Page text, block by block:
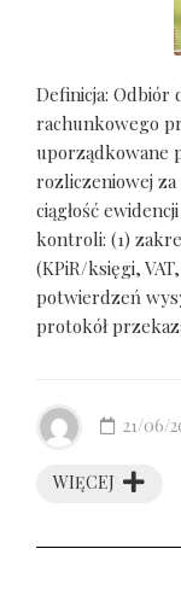
Definicja:
rachunkowego
uporządkowane
rozliczeniowej za
ciągłość
kontroli: (1)
(KPiR/księgi,
potwierdzeń
protokół
WIĘCEJ
21/06/